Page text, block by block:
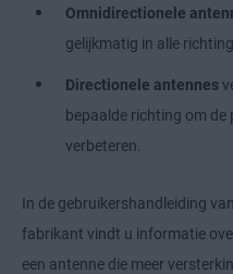
Omnidirectionele
gelijkmatig in alle
Directionele antennes
bepaalde richting om
verbeteren.
In de gebruikershandleiding
fabrikant vindt u informatie
een antenne die meer